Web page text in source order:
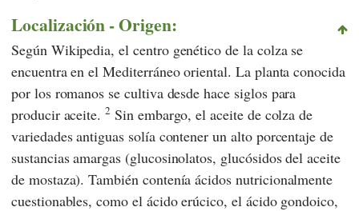
Localización - Origen:
Según Wikipedia, el centro genético de la colza se
encuentra en el Mediterráneo oriental. La planta conocida
por los romanos se cultiva desde hace siglos para
producir aceite.2 Sin embargo, el aceite de colza de
variedades antiguas solía contener un alto porcentaje de
sustancias amargas (glucosinolatos, glucósidos del aceite
de mostaza). También contenía ácidos nutricionalmente
cuestionables, como el ácido erúcico, el ácido gondoico,